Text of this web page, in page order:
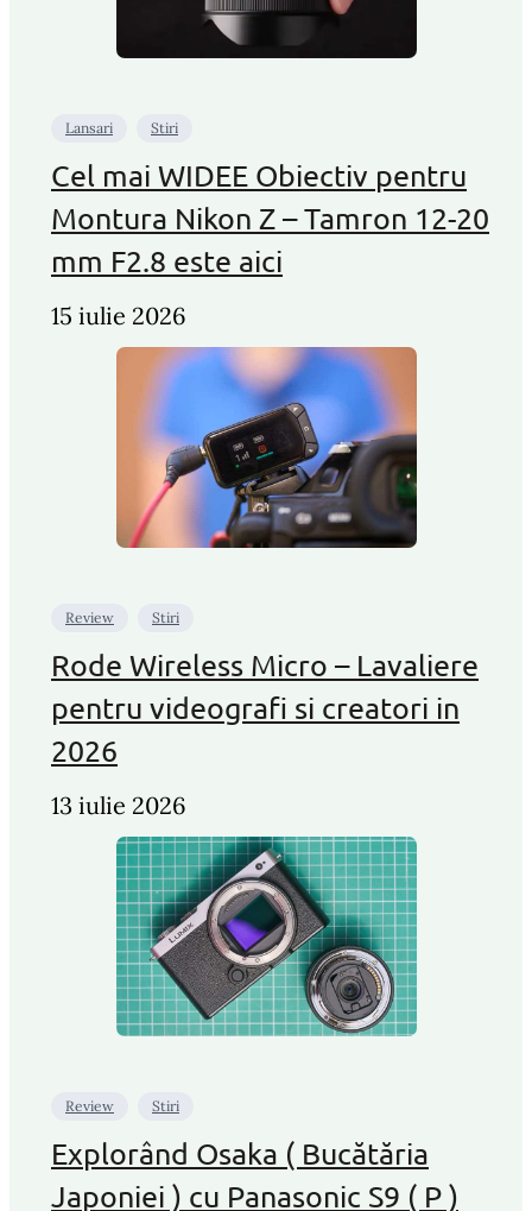
Lansari Stiri
Cel mai WIDEE Obiectiv pentru
Montura Nikon Z – Tamron 12-20
mm F2.8 este aici
15 iulie 2026
Review Stiri
Rode Wireless Micro – Lavaliere
pentru videografi si creatori in
2026
13 iulie 2026
Review Stiri
Explorând Osaka ( Bucătăria
Japoniei ) cu Panasonic S9 ( P )